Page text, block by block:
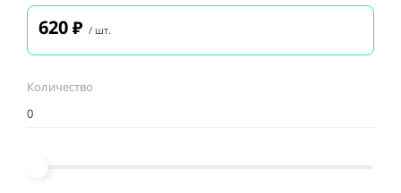
620₽ / шт.
Количество